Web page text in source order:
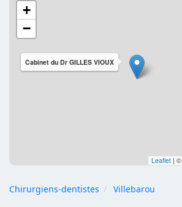
Cabinet du Dr GILLES VIOUX
+
−
Leaflet | ©
Chirurgiens-dentistes Villebarou